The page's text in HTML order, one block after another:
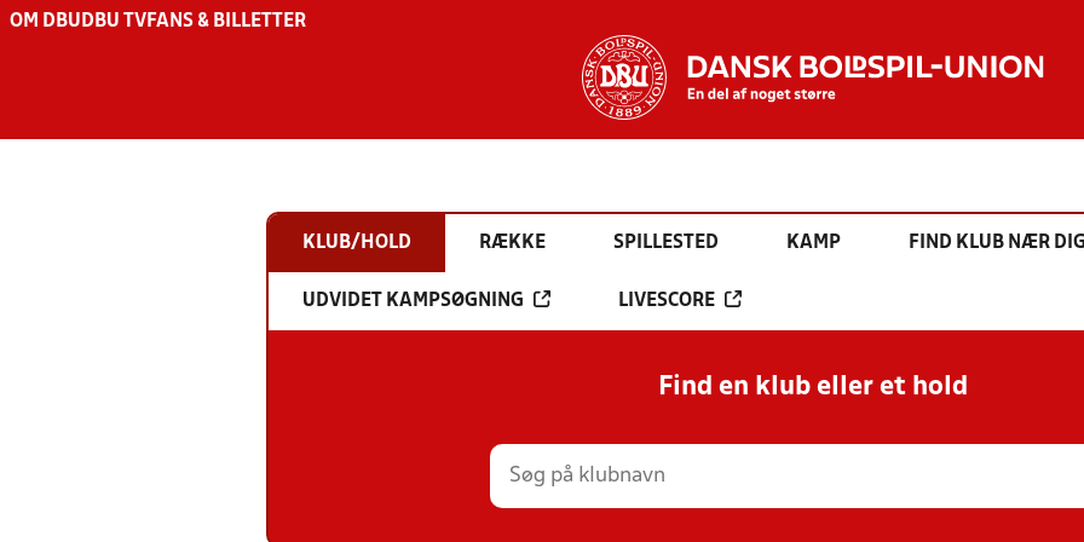
OM DBU DBU TV FANS & BILLETTER
KLUB/HOLD RÆKKE SPILLESTED KAMP FIND KLUB NÆR
UDVIDET KAMPSØGNING LIVESCORE
Find en klub eller et hold